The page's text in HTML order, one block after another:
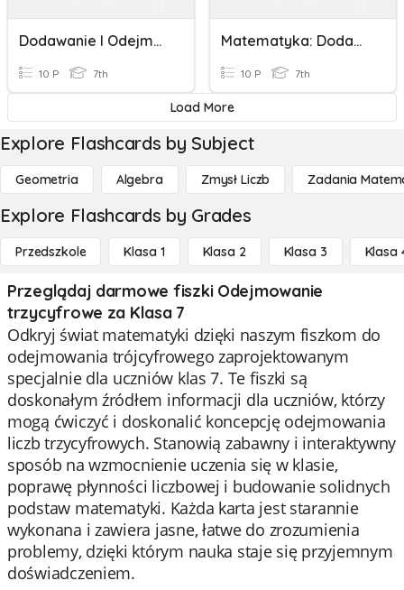
Dodawanie I Odejmowanie Liczb Całkowitych
10 P 7th
Matematyka: Dodawanie I Odejmowanie Liczb Ujemnych
10 P 7th
Load More
Explore Flashcards by Subject
Geometria Algebra Zmysł Liczb Zadania
Explore Flashcards by Grades
Przedszkole Klasa 1 Klasa 2 Klasa 3 Klasa
Przeglądaj darmowe fiszki Odejmowanie
trzycyfrowe za Klasa 7
Odkryj świat matematyki dzięki naszym fiszkom do
odejmowania trójcyfrowego zaprojektowanym
specjalnie dla uczniów klas 7. Te fiszki są
doskonałym źródłem informacji dla uczniów, którzy
mogą ćwiczyć i doskonalić koncepcję odejmowania
liczb trzycyfrowych. Stanowią zabawny i interaktywny
sposób na wzmocnienie uczenia się w klasie,
poprawę płynności liczbowej i budowanie solidnych
podstaw matematyki. Każda karta jest starannie
wykonana i zawiera jasne, łatwe do zrozumienia
problemy, dzięki którym nauka staje się przyjemnym
doświadczeniem.